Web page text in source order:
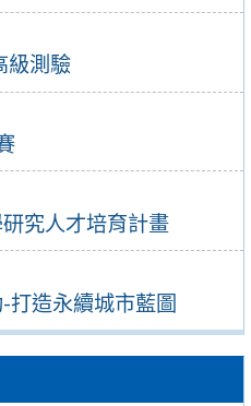
級測驗
究人才培育計畫
打造永續城市藍圖